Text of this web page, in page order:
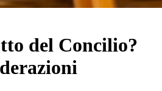
del Concilio?